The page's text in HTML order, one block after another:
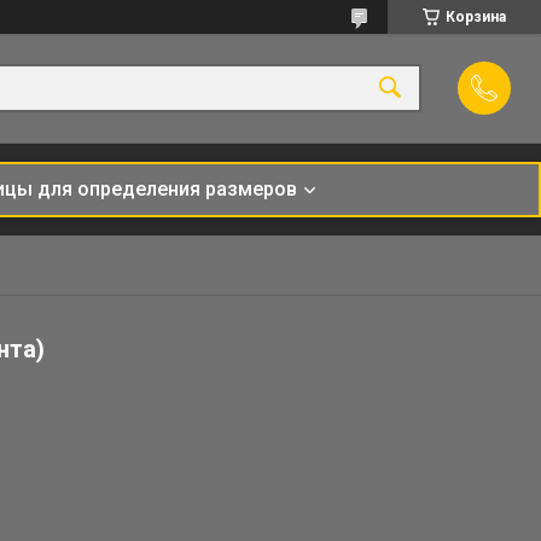
Корзина
для определения размеров